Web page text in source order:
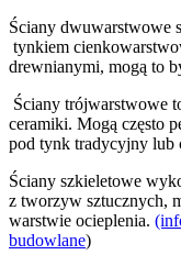
Ściany dwuwarstwowe
tynkiem
drewnianymi, mogą to
Ściany trójwarstwowe
ceramiki. Mogą często
pod tynk tradycyjny lub
Ściany szkieletowe
z tworzyw sztucznych,
warstwie ocieplenia.
budowlane)